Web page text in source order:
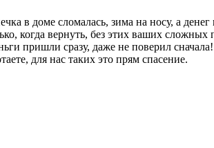
в доме сломалась, зима на носу, а
когда вернуть, без этих ваших
пришли сразу, даже не поверил
для нас таких это прям спасение.